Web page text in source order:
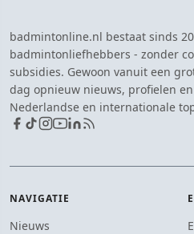
badmintonline.nl bestaat sinds
badmintonliefhebbers - zonder
subsidies. Gewoon vanuit een
dag opnieuw nieuws, profielen
Nederlandse en internationale
NAVIGATIE
Nieuws